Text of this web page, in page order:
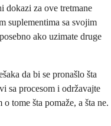
dokazi za ove tretmane
suplementima sa svojim
ako uzimate druge
da bi se pronašlo šta
sa procesom i održavajte
tome šta pomaže, a šta ne.